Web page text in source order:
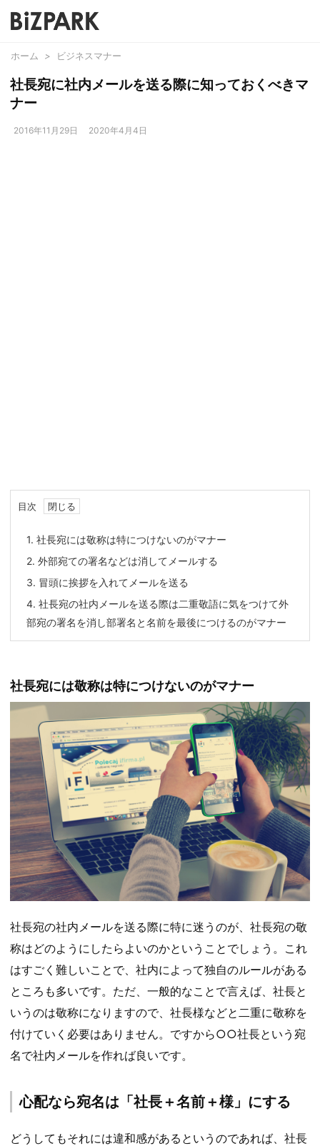
ホーム > ビジネスマナー
社長宛に社内メールを送る際に知っておくべきマ
ナー
2016年11月29日 2020年4月4日
目次
1. 社長宛には敬称は特につけないのがマナー
2. 外部宛ての署名などは消してメールする
3. 冒頭に挨拶を入れてメールを送る
4. 社長宛の社内メールを送る際は二重敬語に気をつけて外
部宛の署名を消し部署名と名前を最後につけるのがマナー
社長宛には敬称は特につけないのがマナー
社長宛の社内メールを送る際に特に迷うのが、社長宛の敬
称はどのようにしたらよいのかということでしょう。これ
はすごく難しいことで、社内によって独自のルールがある
ところも多いです。ただ、一般的なことで言えば、社長と
いうのは敬称になりますので、社長様などと二重に敬称を
付けていく必要はありません。ですから○○社長という宛
名で社内メールを作れば良いです。
心配なら宛名は「社長＋名前＋様」にする
どうしてもそれには違和感があるというのであれば、社長